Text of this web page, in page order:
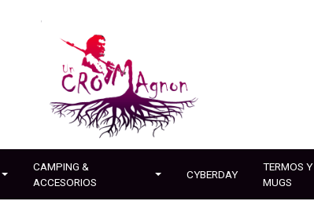
CAMPING &
ACCESORIOS
CYBERDAY
TERMOS Y
MUGS